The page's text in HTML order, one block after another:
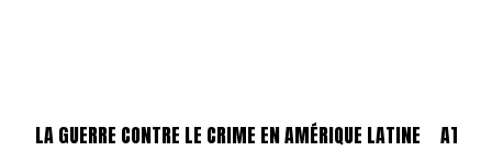
LA GUERRE CONTRE LE CRIME EN AMÉRIQUE LATINE